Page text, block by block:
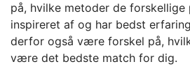
på, hvilke metoder de forskellige
inspireret af og har bedst
derfor også være forskel på,
være det bedste match for dig.